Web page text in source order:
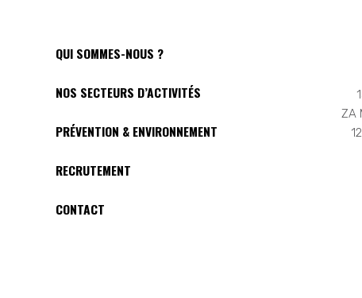
QUI SOMMES-NOUS ?
NOS SECTEURS D’ACTIVITÉS
PRÉVENTION & ENVIRONNEMENT
RECRUTEMENT
CONTACT
ZA